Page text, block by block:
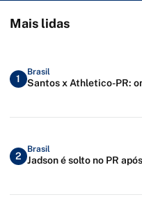
Mais lidas
1
Brasil
Santos x Athletico-PR:
2
Brasil
Jadson é solto no PR